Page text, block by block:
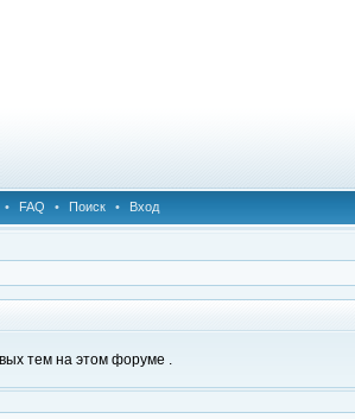
• FAQ • Поиск • Вход
тем на этом форуме .